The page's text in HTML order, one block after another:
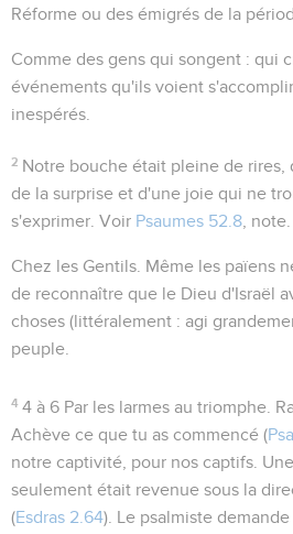
Réforme ou des émigrés de la
Comme des gens qui songent : qui
événements qu'ils voient
inespérés.
2 Notre bouche était pleine de rires
de la surprise et d'une joie qui ne
s'exprimer. Voir Psaumes 52.8 , note.
Chez les Gentils . Même les païens
de reconnaître que le Dieu d'Israël
choses (littéralement : agi
peuple.
4 4 à 6 Par les larmes au triomphe.
Achève ce que tu as commencé (
notre captivité , pour nos captifs .
seulement était revenue sous la
(Esdras 2.64). Le psalmiste